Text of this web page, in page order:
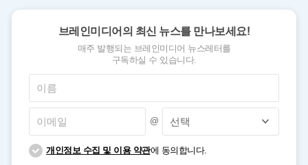
브레인미디어의 최신 뉴스를 만나보세요!
매주 발행되는 브레인미디어 뉴스레터를
구독하실 수 있습니다.
@
개인정보 수집 및 이용 약관에 동의합니다.